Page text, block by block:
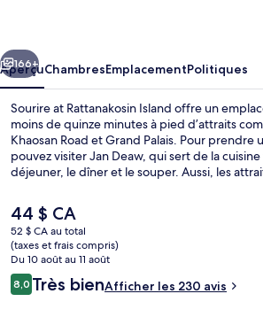
Island
Suivant
166+
AperçuChambresEmplacementPolitiques
Sourire at Rattanakosin Island offre un
moins de quinze minutes à pied d’attraits
Khaosan Road et Grand Palais. Pour prendre
pouvez visiter Jan Deaw, qui sert de la
déjeuner, le dîner et le souper. Aussi, les
seulement 5 minutes en voiture.
Le
prix
actuel
est
de 44 $ CA
44 $ CA
52 $ CA au total
(taxes et frais compris)
Du 10 août au 11 août
Avis
8,08,0 sur 10 –
Très bienAfficher les 230 avis